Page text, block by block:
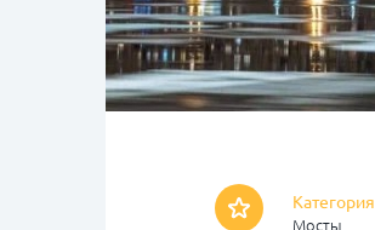
Категория
Мосты